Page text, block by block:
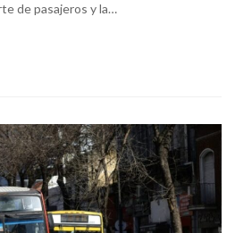
de pasajeros y la…